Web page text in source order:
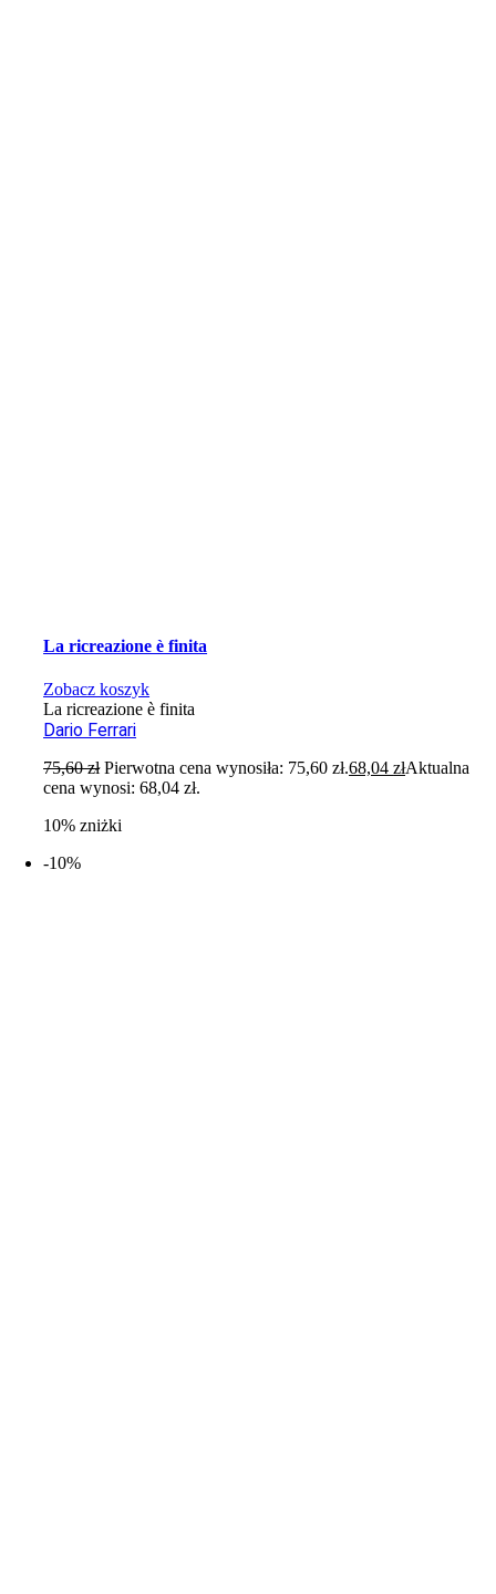
La ricreazione è finita
Zobacz koszyk
La ricreazione è finita
Dario Ferrari
75,60zł Pierwotna cena wynosiła: 75,60 zł.68,04złAktualna
cena wynosi: 68,04 zł.
10% zniżki
-10%